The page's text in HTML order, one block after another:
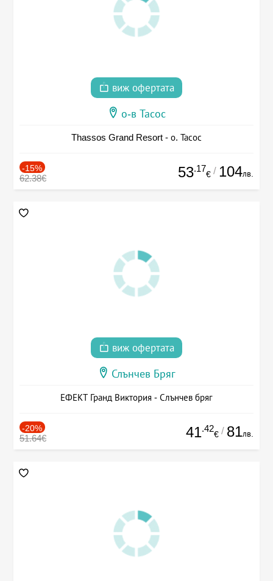
виж офертата
о-в Тасос
Thassos Grand Resort - о. Тасос
-15%
62.38€ 53.17
€ / 104лв.
виж офертата
Слънчев Бряг
ЕФЕКТ Гранд Виктория - Слънчев бряг
-20%
51.64€ 41.42
€ / 81лв.